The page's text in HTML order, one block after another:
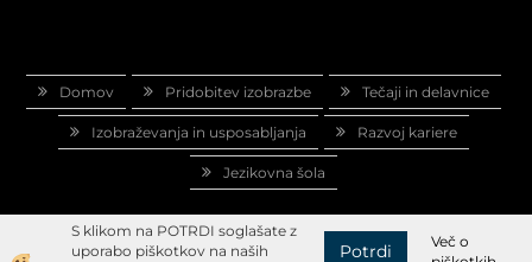
Domov Pridobitev izobrazbe Tečaji in delavnice
Izobraževanja in usposabljanja Razvoj kariere
Jezikovna šola
S klikom na POTRDI soglašate z
uporabo piškotkov na naših
Potrdi
Več o